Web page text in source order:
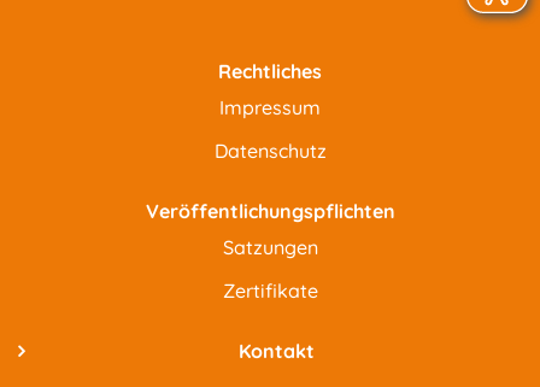
Rechtliches
Impressum
Datenschutz
Veröffentlichungspflichten
Satzungen
Zertifikate
Kontakt